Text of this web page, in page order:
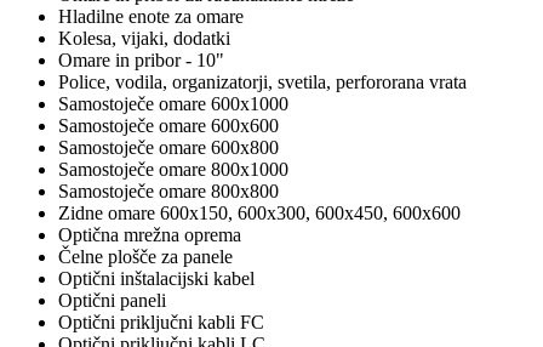
Hladilne enote za omare
Kolesa, vijaki, dodatki
Omare in pribor - 10"
Police, vodila, organizatorji, svetila, perfororana vrata
Samostoječe omare 600x1000
Samostoječe omare 600x600
Samostoječe omare 600x800
Samostoječe omare 800x1000
Samostoječe omare 800x800
Zidne omare 600x150, 600x300, 600x450, 600x600
Optična mrežna oprema
Čelne plošče za panele
Optični inštalacijski kabel
Optični paneli
Optični priključni kabli FC